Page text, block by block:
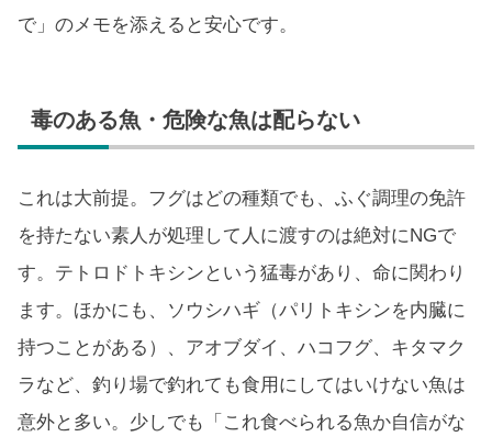
で」のメモを添えると安心です。
毒のある魚・危険な魚は配らない
これは大前提。フグはどの種類でも、ふぐ調理の免許
を持たない素人が処理して人に渡すのは絶対にNGで
す。テトロドトキシンという猛毒があり、命に関わり
ます。ほかにも、ソウシハギ（パリトキシンを内臓に
持つことがある）、アオブダイ、ハコフグ、キタマク
ラなど、釣り場で釣れても食用にしてはいけない魚は
意外と多い。少しでも「これ食べられる魚か自信がな